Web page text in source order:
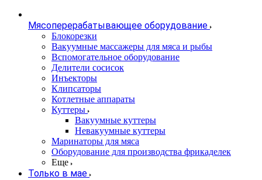
Мясоперерабатывающее оборудование
Блокорезки
Вакуумные массажеры для мяса и рыбы
Вспомогательное оборудование
Делители сосисок
Инъекторы
Клипсаторы
Котлетные аппараты
Куттеры
Вакуумные куттеры
Невакуумные куттеры
Маринаторы для мяса
Оборудование для производства фрикаделек
Еще
Только в мае